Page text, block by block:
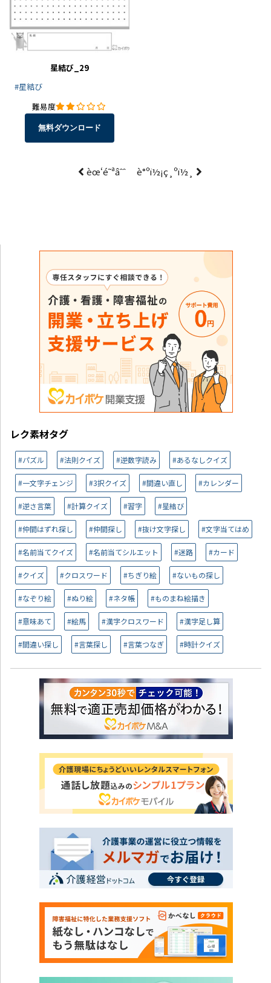
星結び_29
#星結び
難易度
無料ダウンロード
レク素材タグ
#パズル #法則クイズ #逆数字読み #あるなしクイズ
#一文字チェンジ #3択クイズ #間違い直し #カレンダー
#逆さ言葉 #計算クイズ #習字 #星結び
#仲間はずれ探し #仲間探し #抜け文字探し #文字当てはめ
#名前当てクイズ #名前当てシルエット #迷路 #カード
#クイズ #クロスワード #ちぎり絵 #ないもの探し
#なぞり絵 #ぬり絵 #ネタ帳 #ものまね絵描き
#意味あて #絵馬 #漢字クロスワード #漢字足し算
#間違い探し #言葉探し #言葉つなぎ #時計クイズ